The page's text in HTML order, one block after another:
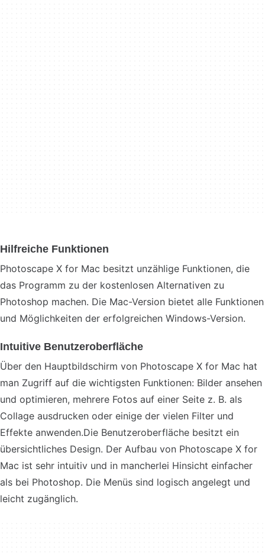
Hilfreiche Funktionen
Photoscape X for Mac besitzt unzählige Funktionen, die
das Programm zu der kostenlosen Alternativen zu
Photoshop machen. Die Mac-Version bietet alle Funktionen
und Möglichkeiten der erfolgreichen Windows-Version.
Intuitive Benutzeroberfläche
Über den Hauptbildschirm von Photoscape X for Mac hat
man Zugriff auf die wichtigsten Funktionen: Bilder ansehen
und optimieren, mehrere Fotos auf einer Seite z. B. als
Collage ausdrucken oder einige der vielen Filter und
Effekte anwenden.Die Benutzeroberfläche besitzt ein
übersichtliches Design. Der Aufbau von Photoscape X for
Mac ist sehr intuitiv und in mancherlei Hinsicht einfacher
als bei Photoshop. Die Menüs sind logisch angelegt und
leicht zugänglich.